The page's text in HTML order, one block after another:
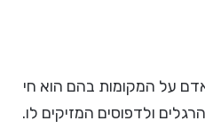
על המקומות בהם הוא חי
ולדפוסים המזיקים לו.